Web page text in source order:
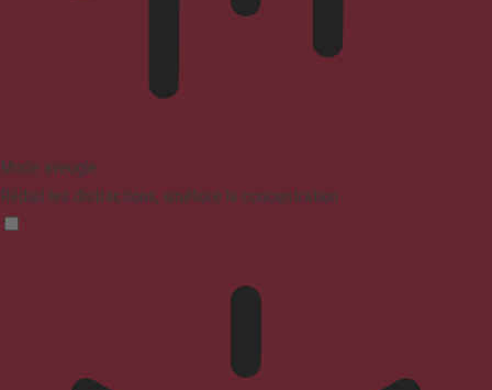
Mode aveugle
Réduit les distractions, améliore la concentration